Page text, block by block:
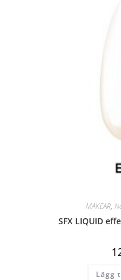
MAKEAR,
SFX LIQUID
Lägg